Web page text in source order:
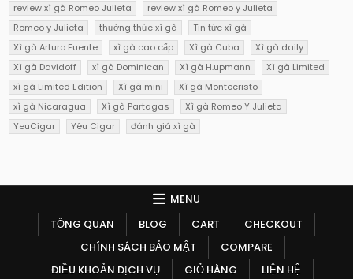
review xì gà Romeo Julieta
review xì gà Romeo y Julieta
Romeo y Julieta
thưởng thức xì gà
Tin tức xì gà
Xì gà Arturo Fuente
xì gà cao cấp Xì gà Cuba
Xì gà daily
Xì gà Davidoff
xì gà Dominican Xì gà H.upmann
Xì gà Limited
xì gà Limited Edition
Xì gà mini
Xì gà Montecristo
xì gà Nicaragua
Xì gà Partagas
Xì gà Romeo Y Julieta
YeuCigar
Yêu Cigar đánh giá xì gà
MENU
TỔNG QUAN
BLOG CART
CHECKOUT
CHÍNH SÁCH BẢO MẬT
COMPARE
ĐIỀU KHOẢN DỊCH VỤ
GIỎ HÀNG LIỆN HỆ